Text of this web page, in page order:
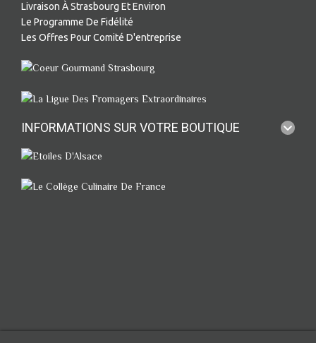
Livraison À Strasbourg Et Environ
Le Programme De Fidélité
Les Offres Pour Comité D'entreprise
INFORMATIONS SUR VOTRE BOUTIQUE